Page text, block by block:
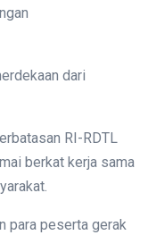
dari
RI-RDTL
berkat kerja sama
para peserta gerak